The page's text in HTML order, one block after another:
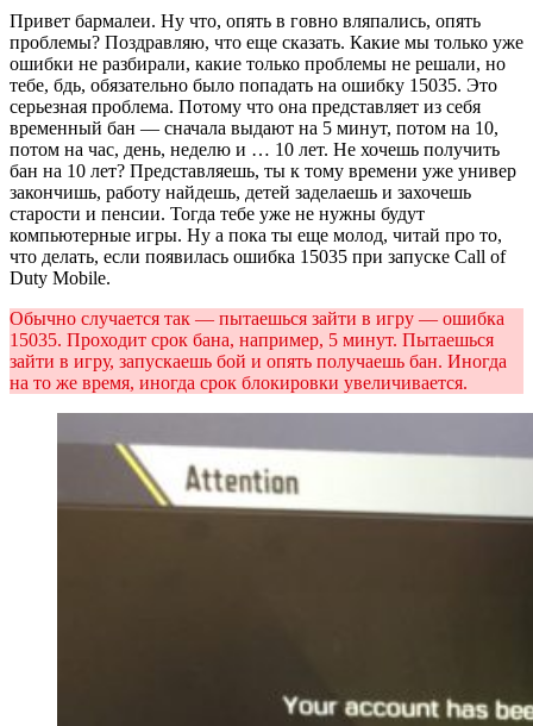
Привет бармалеи. Ну что, опять в говно вляпались, опять
проблемы? Поздравляю, что еще сказать. Какие мы только уже
ошибки не разбирали, какие только проблемы не решали, но
тебе, бдь, обязательно было попадать на ошибку 15035. Это
серьезная проблема. Потому что она представляет из себя
временный бан — сначала выдают на 5 минут, потом на 10,
потом на час, день, неделю и … 10 лет. Не хочешь получить
бан на 10 лет? Представляешь, ты к тому времени уже универ
закончишь, работу найдешь, детей заделаешь и захочешь
старости и пенсии. Тогда тебе уже не нужны будут
компьютерные игры. Ну а пока ты еще молод, читай про то,
что делать, если появилась ошибка 15035 при запуске Call of
Duty Mobile.
Обычно случается так — пытаешься зайти в игру — ошибка
15035. Проходит срок бана, например, 5 минут. Пытаешься
зайти в игру, запускаешь бой и опять получаешь бан. Иногда
на то же время, иногда срок блокировки увеличивается.